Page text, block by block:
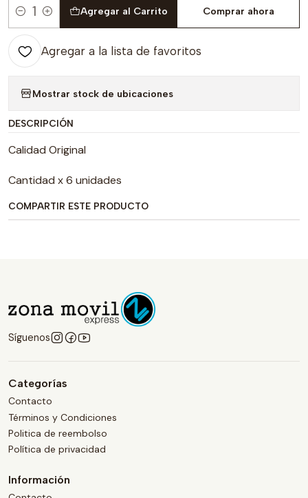
Cantidad
Agregar al Carrito Comprar ahora
Agregar a la lista de favoritos
Mostrar stock de ubicaciones
DESCRIPCIÓN
Calidad Original
Cantidad x 6 unidades
COMPARTIR ESTE PRODUCTO
Síguenos
Categorías
Contacto
Términos y Condiciones
Politica de reembolso
Política de privacidad
Información